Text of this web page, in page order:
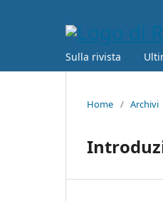
Sulla rivista
Home / Archivi